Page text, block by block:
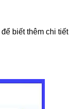
để biết thêm chi tiết